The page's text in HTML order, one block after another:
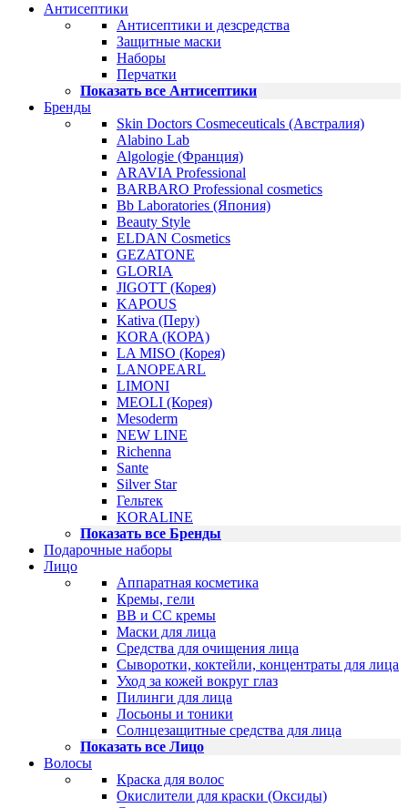
Антисептики
Антисептики и дезсредства
Защитные маски
Наборы
Перчатки
Показать все Антисептики
Бренды
Skin Doctors Cosmeceuticals (Австралия)
Alabino Lab
Algologie (Франция)
ARAVIA Professional
BARBARO Professional cosmetics
Bb Laboratories (Япония)
Beauty Style
ELDAN Cosmetics
GEZATONE
GLORIA
JIGOTT (Корея)
KAPOUS
Kativa (Перу)
KORA (КОРА)
LA MISO (Корея)
LANOPEARL
LIMONI
MEOLI (Корея)
Mesoderm
NEW LINE
Richenna
Sante
Silver Star
Гельтек
KORALINE
Показать все Бренды
Подарочные наборы
Лицо
Аппаратная косметика
Кремы, гели
BB и CC кремы
Маски для лица
Средства для очищения лица
Сыворотки, коктейли, концентраты для лица
Уход за кожей вокруг глаз
Пилинги для лица
Лосьоны и тоники
Солнцезащитные средства для лица
Показать все Лицо
Волосы
Краска для волос
Окислители для краски (Оксиды)